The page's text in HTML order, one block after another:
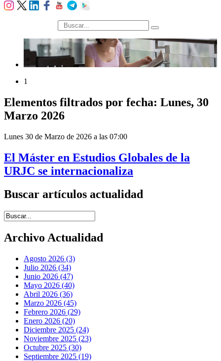
búsqueda
1
Elementos filtrados por fecha: Lunes, 30
Marzo 2026
Lunes 30 de Marzo de 2026 a las 07:00
El Máster en Estudios Globales de la
URJC se internacionaliza
Buscar artículos actualidad
Introduce términos de búsqueda
Archivo Actualidad
Agosto 2026 (3)
Julio 2026 (34)
Junio 2026 (47)
Mayo 2026 (40)
Abril 2026 (36)
Marzo 2026 (45)
Febrero 2026 (29)
Enero 2026 (20)
Diciembre 2025 (24)
Noviembre 2025 (23)
Octubre 2025 (30)
Septiembre 2025 (19)